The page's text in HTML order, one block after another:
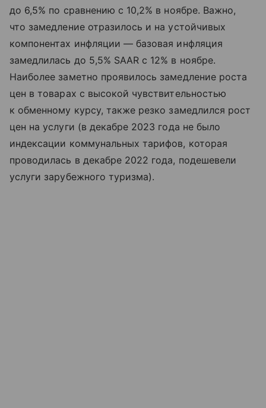
до 6,5% по сравнению с 10,2% в ноябре. Важно,
что замедление отразилось и на устойчивых
компонентах инфляции — базовая инфляция
замедлилась до 5,5% SAAR с 12% в ноябре.
Наиболее заметно проявилось замедление роста
цен в товарах с высокой чувствительностью
к обменному курсу, также резко замедлился рост
цен на услуги (в декабре 2023 года не было
индексации коммунальных тарифов, которая
проводилась в декабре 2022 года, подешевели
услуги зарубежного туризма).